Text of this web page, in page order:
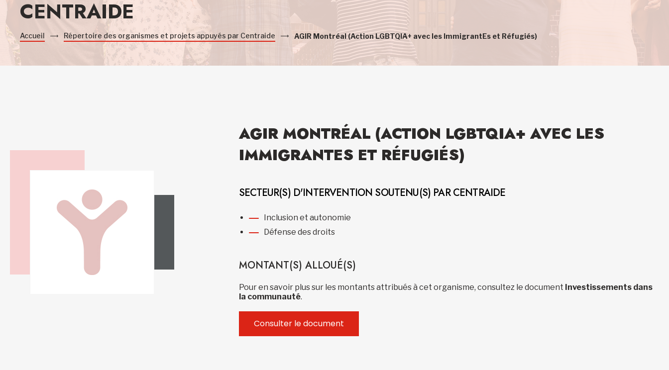
CENTRAIDE
Accueil Répertoire des organismes et projets appuyés par Centraide AGIR Montréal (Action LGBTQIA+ avec les ImmigrantEs et Réfugiés)
AGIR MONTRÉAL (ACTION LGBTQIA+ AVEC LES
IMMIGRANTES ET RÉFUGIÉS)
SECTEUR(S) D'INTERVENTION SOUTENU(S) PAR CENTRAIDE
Inclusion et autonomie
Défense des droits
MONTANT(S) ALLOUÉ(S)
Pour en savoir plus sur les montants attribués à cet organisme, consultez le document Investissements dans
la communauté.
Consulter le document